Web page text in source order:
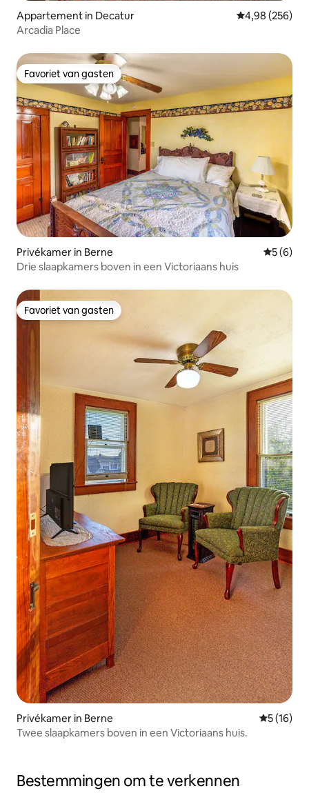
Appartement in Decatur Gemiddelde
4,98 (256)
Arcadia Place
Favoriet van gasten
Favoriet van gasten
Privékamer in Berne
5 (6)
Drie slaapkamers boven in een Victoriaans huis
Favoriet van gasten
Favoriet van gasten
Privékamer in Berne
5 (16)
Twee slaapkamers boven in een Victoriaans huis.
Bestemmingen om te verkennen